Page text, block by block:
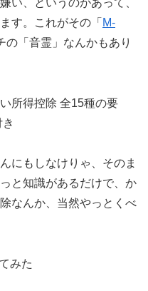
い、というのがあって、
す。これがその「 M-
の「音霊」なんかもあり
所得控除 全15種の要
にもしなけりゃ、そのま
と知識があるだけで、か
なんか、当然やっとくべ
みた